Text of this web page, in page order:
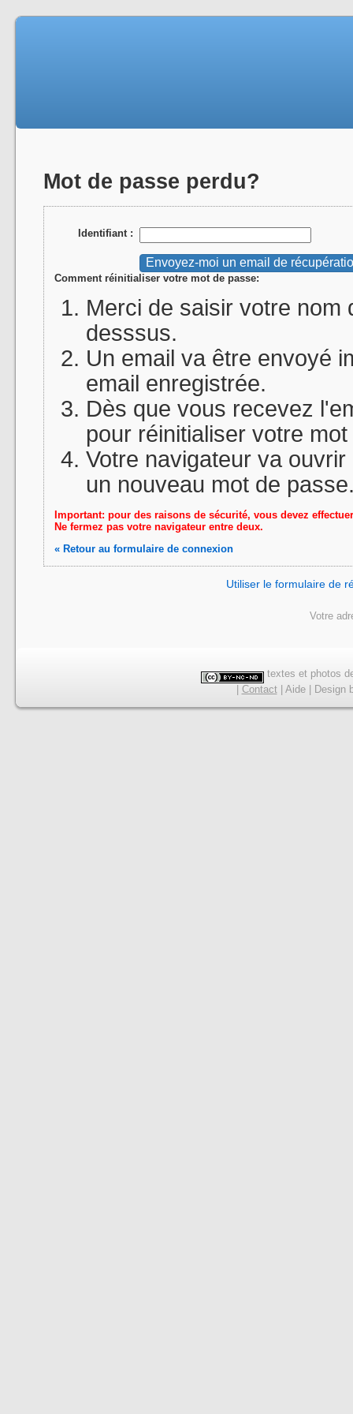
Mot de passe perdu?
Identifiant :
Comment réinitialiser votre mot de passe:
Merci de saisir votre nom
desssus.
Un email va être envoyé
email enregistrée.
Dès que vous recevez
pour réinitialiser votre
Votre navigateur va
un nouveau mot de
Important: pour des raisons de sécurité, vous devez
Ne fermez pas votre navigateur entre deux.
« Retour au formulaire de connexion
Utiliser le formulaire de
Votre
textes et photos
Contact| Aide| Design